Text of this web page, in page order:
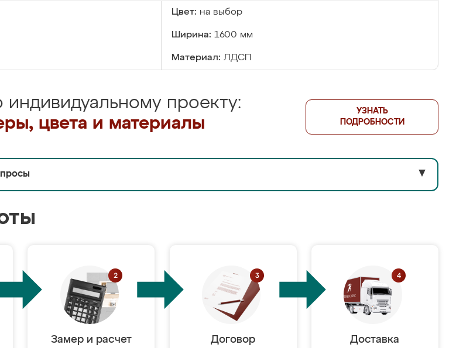
Цвет: на выбор
Ширина: 1600 мм
Материал: ЛДСП
индивидуальному проекту:
цвета и материалы
УЗНАТЬ
ПОДРОБНОСТИ
▼
Замер и расчет
Договор
Доставка